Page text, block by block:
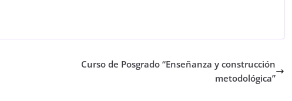
Curso de Posgrado “Enseñanza y construcción
metodológica”